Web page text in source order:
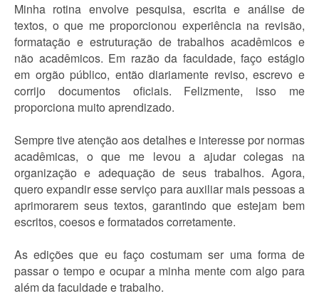
Minha rotina envolve pesquisa, escrita e análise de
textos, o que me proporcionou experiência na revisão,
formatação e estruturação de trabalhos acadêmicos e
não acadêmicos. Em razão da faculdade, faço estágio
em orgão público, então diariamente reviso, escrevo e
corrijo documentos oficiais. Felizmente, isso me
proporciona muito aprendizado.
Sempre tive atenção aos detalhes e interesse por normas
acadêmicas, o que me levou a ajudar colegas na
organização e adequação de seus trabalhos. Agora,
quero expandir esse serviço para auxiliar mais pessoas a
aprimorarem seus textos, garantindo que estejam bem
escritos, coesos e formatados corretamente.
As edições que eu faço costumam ser uma forma de
passar o tempo e ocupar a minha mente com algo para
além da faculdade e trabalho.